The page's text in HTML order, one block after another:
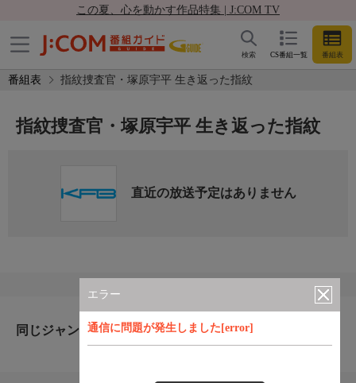
この夏、心を動かす作品特集 | J:COM TV
CS番組一覧 番組表
検索
番組表 指紋捜査官・塚原宇平 生き返った指紋
エラー
通信に問題が発生しました[error]
指紋捜査官・塚原宇平 生き返った指紋
直近の放送予定はありません
同じジャンルのおすすめ番組